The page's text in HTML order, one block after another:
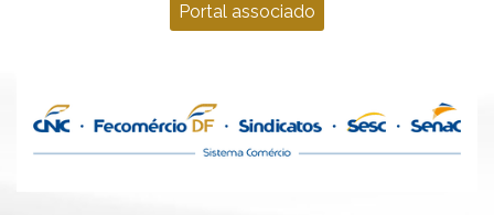
Portal associado